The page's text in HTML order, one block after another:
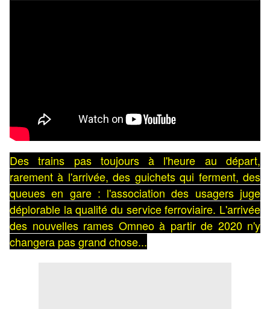
Des trains pas toujours à l'heure au départ,
rarement à l'arrivée, des guichets qui ferment, des
queues en gare : l'association des usagers juge
déplorable la qualité du service ferroviaire. L'arrivée
des nouvelles rames Omneo à partir de 2020 n'y
changera pas grand chose...